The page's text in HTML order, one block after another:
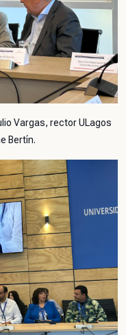
Vargas, rector ULagos
Bertín.